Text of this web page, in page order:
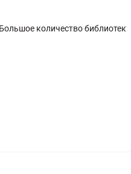
Большое количество библиотек